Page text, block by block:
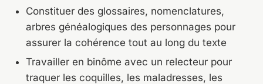
Constituer des glossaires, nomenclatures,
arbres généalogiques des personnages pour
assurer la cohérence tout au long du texte
Travailler en binôme avec un relecteur pour
traquer les coquilles, les maladresses, les